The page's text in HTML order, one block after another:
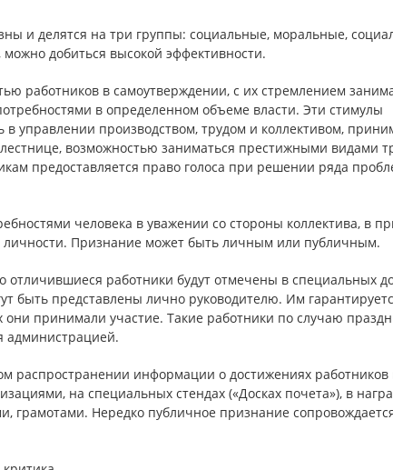
и делятся на три группы: социальные, моральные,
добиться высокой эффективности.
работников в самоутверждении, с их стремлением
в определенном объеме власти. Эти стимулы
в управлении производством, трудом и коллективом,
возможностью заниматься престижными видами
предоставляется право голоса при решении ряда
человека в уважении со стороны коллектива, в
личности. Признание может быть личным или публичным.
отличившиеся работники будут отмечены в специальных
быть представлены лично руководителю. Им
они принимали участие. Такие работники по случаю
администрацией.
распространении информации о достижениях работников
на специальных стендах («Досках почета»), в
грамотами. Нередко публичное признание